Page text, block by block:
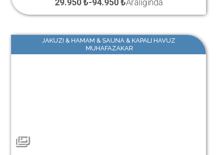
29.950 ₺-94.950 ₺Aralığında
JAKUZI & HAMAM & SAUNA & KAPALI HAVUZ
MUHAFAZAKAR